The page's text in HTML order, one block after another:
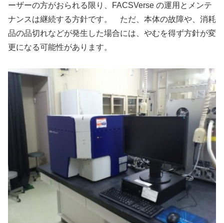
ーザーの方がおられる限り、FACSVerse の運用とメンテ
ナンスは継続する方針です。 ただ、本体の故障や、消耗
品の品切れなどが発生した場合には、やむを得ず方針が変
更になる可能性があります。